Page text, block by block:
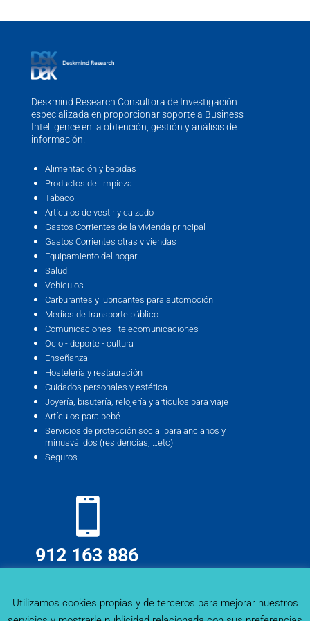
Deskmind Research Consultora de Investigación
especializada en proporcionar soporte a Business
Intelligence en la obtención, gestión y análisis de
información.
Alimentación y bebidas
Productos de limpieza
Tabaco
Artículos de vestir y calzado
Gastos Corrientes de la vivienda principal
Gastos Corrientes otras viviendas
Equipamiento del hogar
Salud
Vehículos
Carburantes y lubricantes para automoción
Medios de transporte público
Comunicaciones - telecomunicaciones
Ocio - deporte - cultura
Enseñanza
Hostelería y restauración
Cuidados personales y estética
Joyería, bisutería, relojería y artículos para viaje
Artículos para bebé
Servicios de protección social para ancianos y
minusválidos (residencias, …etc)
Seguros
912 163 886
Utilizamos cookies propias y de terceros para mejorar nuestros